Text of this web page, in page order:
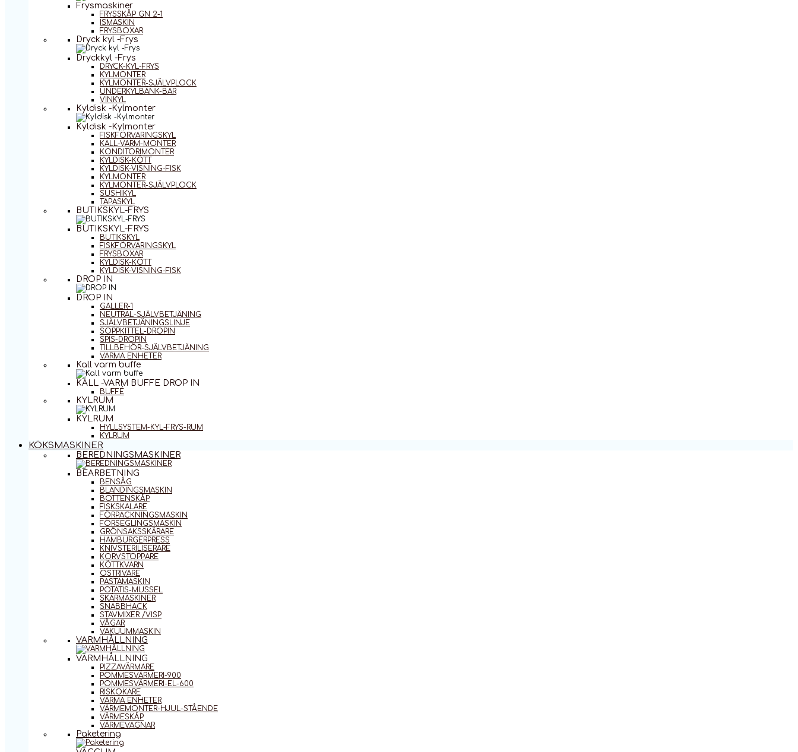
Frysmaskiner
FRYSSKÅP GN 2-1
ISMASKIN
FRYSBOXAR
Dryck kyl -Frys
Dryckkyl -Frys
DRYCK-KYL-FRYS
KYLMONTER
KYLMONTER-SJÄLVPLOCK
UNDERKYLBÄNK-BAR
VINKYL
Kyldisk -Kylmonter
Kyldisk -Kylmonter
FISKFÖRVARINGSKYL
KALL-VARM-MONTER
KONDITORIMONTER
KYLDISK-KÖTT
KYLDISK-VISNING-FISK
KYLMONTER
KYLMONTER-SJÄLVPLOCK
SUSHIKYL
TAPASKYL
BUTIKSKYL-FRYS
BUTIKSKYL-FRYS
BUTIKSKYL
FISKFÖRVARINGSKYL
FRYSBOXAR
KYLDISK-KÖTT
KYLDISK-VISNING-FISK
DROP IN
DROP IN
GALLER-1
NEUTRAL-SJÄLVBETJÄNING
SJÄLVBETJÄNINGSLINJE
SOPPKITTEL-DROPIN
SPIS-DROPIN
TILLBEHÖR-SJÄLVBETJÄNING
VARMA ENHETER
Kall varm buffe
KALL -VARM BUFFE DROP IN
BUFFÉ
KYLRUM
KYLRUM
HYLLSYSTEM-KYL-FRYS-RUM
KYLRUM
KÖKSMASKINER
BEREDNINGSMASKINER
BEARBETNING
BENSÅG
BLANDINGSMASKIN
BOTTENSKÅP
FISKSKALARE
FÖRPACKNINGSMASKIN
FÖRSEGLINGSMASKIN
GRÖNSAKSSKÄRARE
HAMBURGERPRESS
KNIVSTERILISERARE
KORVSTOPPARE
KÖTTKVARN
OSTRIVARE
PASTAMASKIN
POTATIS-MUSSEL
SKÄRMASKINER
SNABBHACK
STAVMIXER /VISP
VÅGAR
VAKUUMMASKIN
VARMHÅLLNING
VARMHÅLLNING
PIZZAVÄRMARE
POMMESVÄRMERI-900
POMMESVÄRMERI-EL-600
RISKOKARE
VARMA ENHETER
VÄRMEMONTER-HJUL-STÅENDE
VÄRMESKÅP
VÄRMEVAGNAR
Paketering